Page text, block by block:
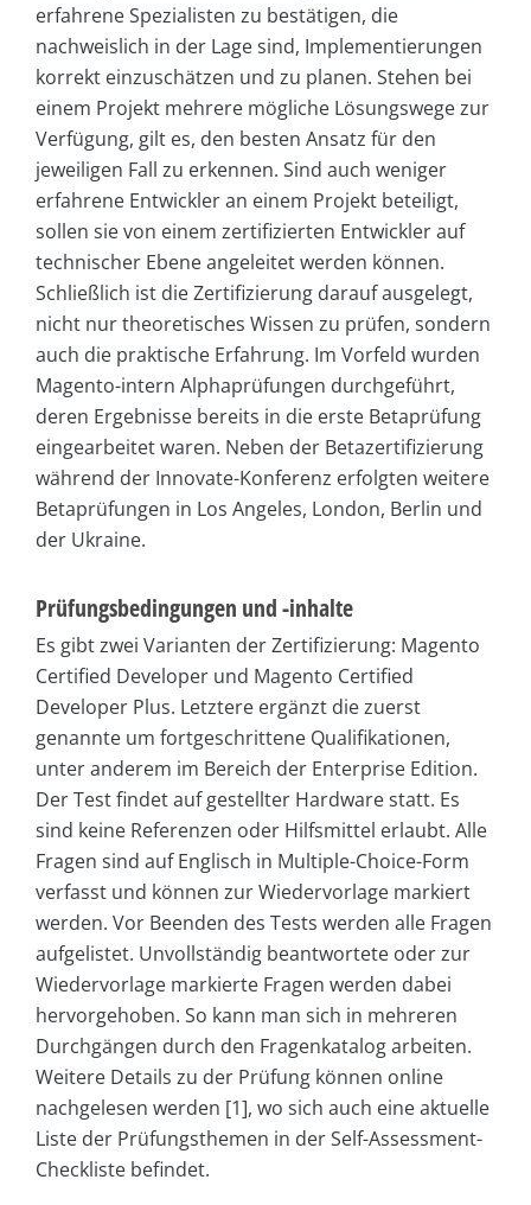
erfahrene Spezialisten zu bestätigen, die
nachweislich in der Lage sind, Implementierungen
korrekt einzuschätzen und zu planen. Stehen bei
einem Projekt mehrere mögliche Lösungswege zur
Verfügung, gilt es, den besten Ansatz für den
jeweiligen Fall zu erkennen. Sind auch weniger
erfahrene Entwickler an einem Projekt beteiligt,
sollen sie von einem zertifizierten Entwickler auf
technischer Ebene angeleitet werden können.
Schließlich ist die Zertifizierung darauf ausgelegt,
nicht nur theoretisches Wissen zu prüfen, sondern
auch die praktische Erfahrung. Im Vorfeld wurden
Magento-intern Alphaprüfungen durchgeführt,
deren Ergebnisse bereits in die erste Betaprüfung
eingearbeitet waren. Neben der Betazertifizierung
während der Innovate-Konferenz erfolgten weitere
Betaprüfungen in Los Angeles, London, Berlin und
der Ukraine.
Prüfungsbedingungen und -inhalte
Es gibt zwei Varianten der Zertifizierung: Magento
Certified Developer und Magento Certified
Developer Plus. Letztere ergänzt die zuerst
genannte um fortgeschrittene Qualifikationen,
unter anderem im Bereich der Enter­prise Edition.
Der Test findet auf gestellter Hardware statt. Es
sind keine Referenzen oder Hilfsmittel erlaubt. Alle
Fragen sind auf Englisch in Multiple-Choice-Form
verfasst und können zur Wiedervorlage markiert
werden. Vor Beenden des Tests werden alle Fragen
aufgelistet. Unvollständig beantwortete oder zur
Wiedervorlage markierte Fragen werden dabei
hervorgehoben. So kann man sich in mehreren
Durchgängen durch den Fragenkatalog arbeiten.
Weitere Details zu der Prüfung können online
nachgelesen werden [1], wo sich auch eine aktuelle
Liste der Prüfungsthemen in der Self-Assessment-
Checkliste befindet.